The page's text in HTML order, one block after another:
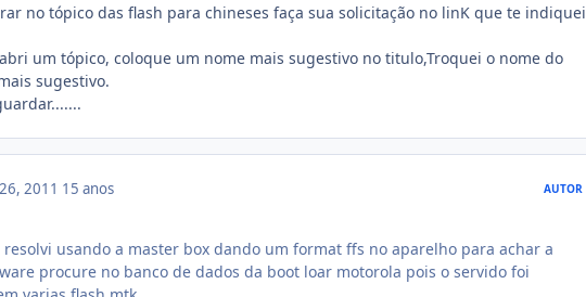
no tópico das flash para chineses faça sua solicitação no linK que te indiquei
um tópico, coloque um nome mais sugestivo no titulo,Troquei o nome do
sugestivo.
2011 15 anos AUTOR
usando a master box dando um format ffs no aparelho para achar a
procure no banco de dados da boot loar motorola pois o servido foi